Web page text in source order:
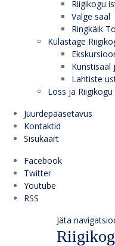
Riigikogu
Valge saal
Ringkäik
Külastage
Kunstisaal
Lahtiste
Loss ja Riigikogu
Juurdepääsetavus
Kontaktid
Sisukaart
Facebook
Twitter
Youtube
RSS
Jäta